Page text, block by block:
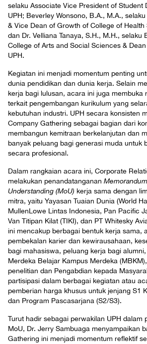
selaku Associate Vice President of Student
UPH; Beverley Wonsono, B.A., M.A.,
& Vice Dean of Growth of College of Health
dan Dr. Velliana Tanaya, S.H., M.H., selaku
College of Arts and Social Sciences &
UPH.
Kegiatan ini menjadi momentum penting
dunia pendidikan dan dunia kerja. Selain
kerja bagi lulusan, acara ini juga membuka
terkait pengembangan kurikulum yang
kebutuhan industri. UPH secara konsisten
Company Gathering sebagai bagian dari
membangun kemitraan berkelanjutan dan
banyak peluang bagi generasi muda untuk
secara profesional.
Dalam rangkaian acara ini, Corporate
melakukan penandatanganan
Understanding (MoU) kerja sama dengan
mitra, yaitu Yayasan Tuaian Dunia (World
MullenLowe Lintas Indonesia, Pan Pacific
Van Titipan Kilat (TIKI), dan PT Whitesky
ini mencakup berbagai bentuk kerja sama,
pembekalan karier dan kewirausahaan,
bagi mahasiswa, peluang kerja bagi
Merdeka Belajar Kampus Merdeka
penelitian dan Pengabdian kepada
partisipasi dalam berbagai kegiatan atau
pemberian harga khusus untuk jenjang S1
dan Program Pascasarjana (S2/S3).
Turut hadir sebagai perwakilan UPH dalam
MoU, Dr. Jerry Sambuaga menyampaikan
Gathering ini menjadi momentum reflektif